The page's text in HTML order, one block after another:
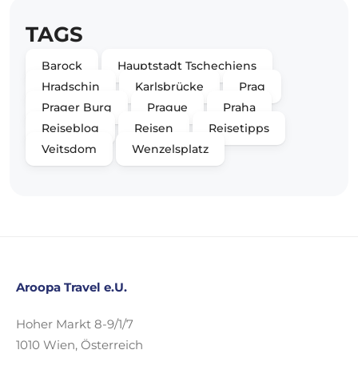
TAGS
Barock
Hauptstadt Tschechiens
Hradschin
Karlsbrücke
Prag
Prager Burg
Prague
Praha
Reiseblog
Reisen
Reisetipps
Veitsdom
Wenzelsplatz
Aroopa Travel e.U.
Hoher Markt 8-9/1/7
1010 Wien, Österreich